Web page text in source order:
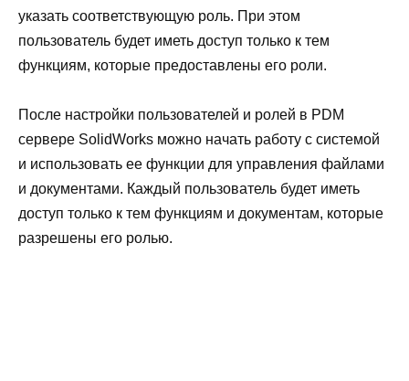
указать соответствующую роль. При этом
пользователь будет иметь доступ только к тем
функциям, которые предоставлены его роли.
После настройки пользователей и ролей в PDM
сервере SolidWorks можно начать работу с системой
и использовать ее функции для управления файлами
и документами. Каждый пользователь будет иметь
доступ только к тем функциям и документам, которые
разрешены его ролью.